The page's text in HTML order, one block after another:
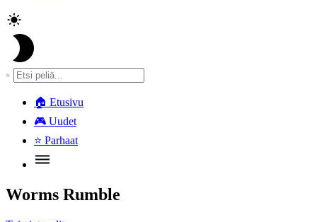
🏠 Etusivu
🎮 Uudet
⭐ Parhaat
Worms Rumble